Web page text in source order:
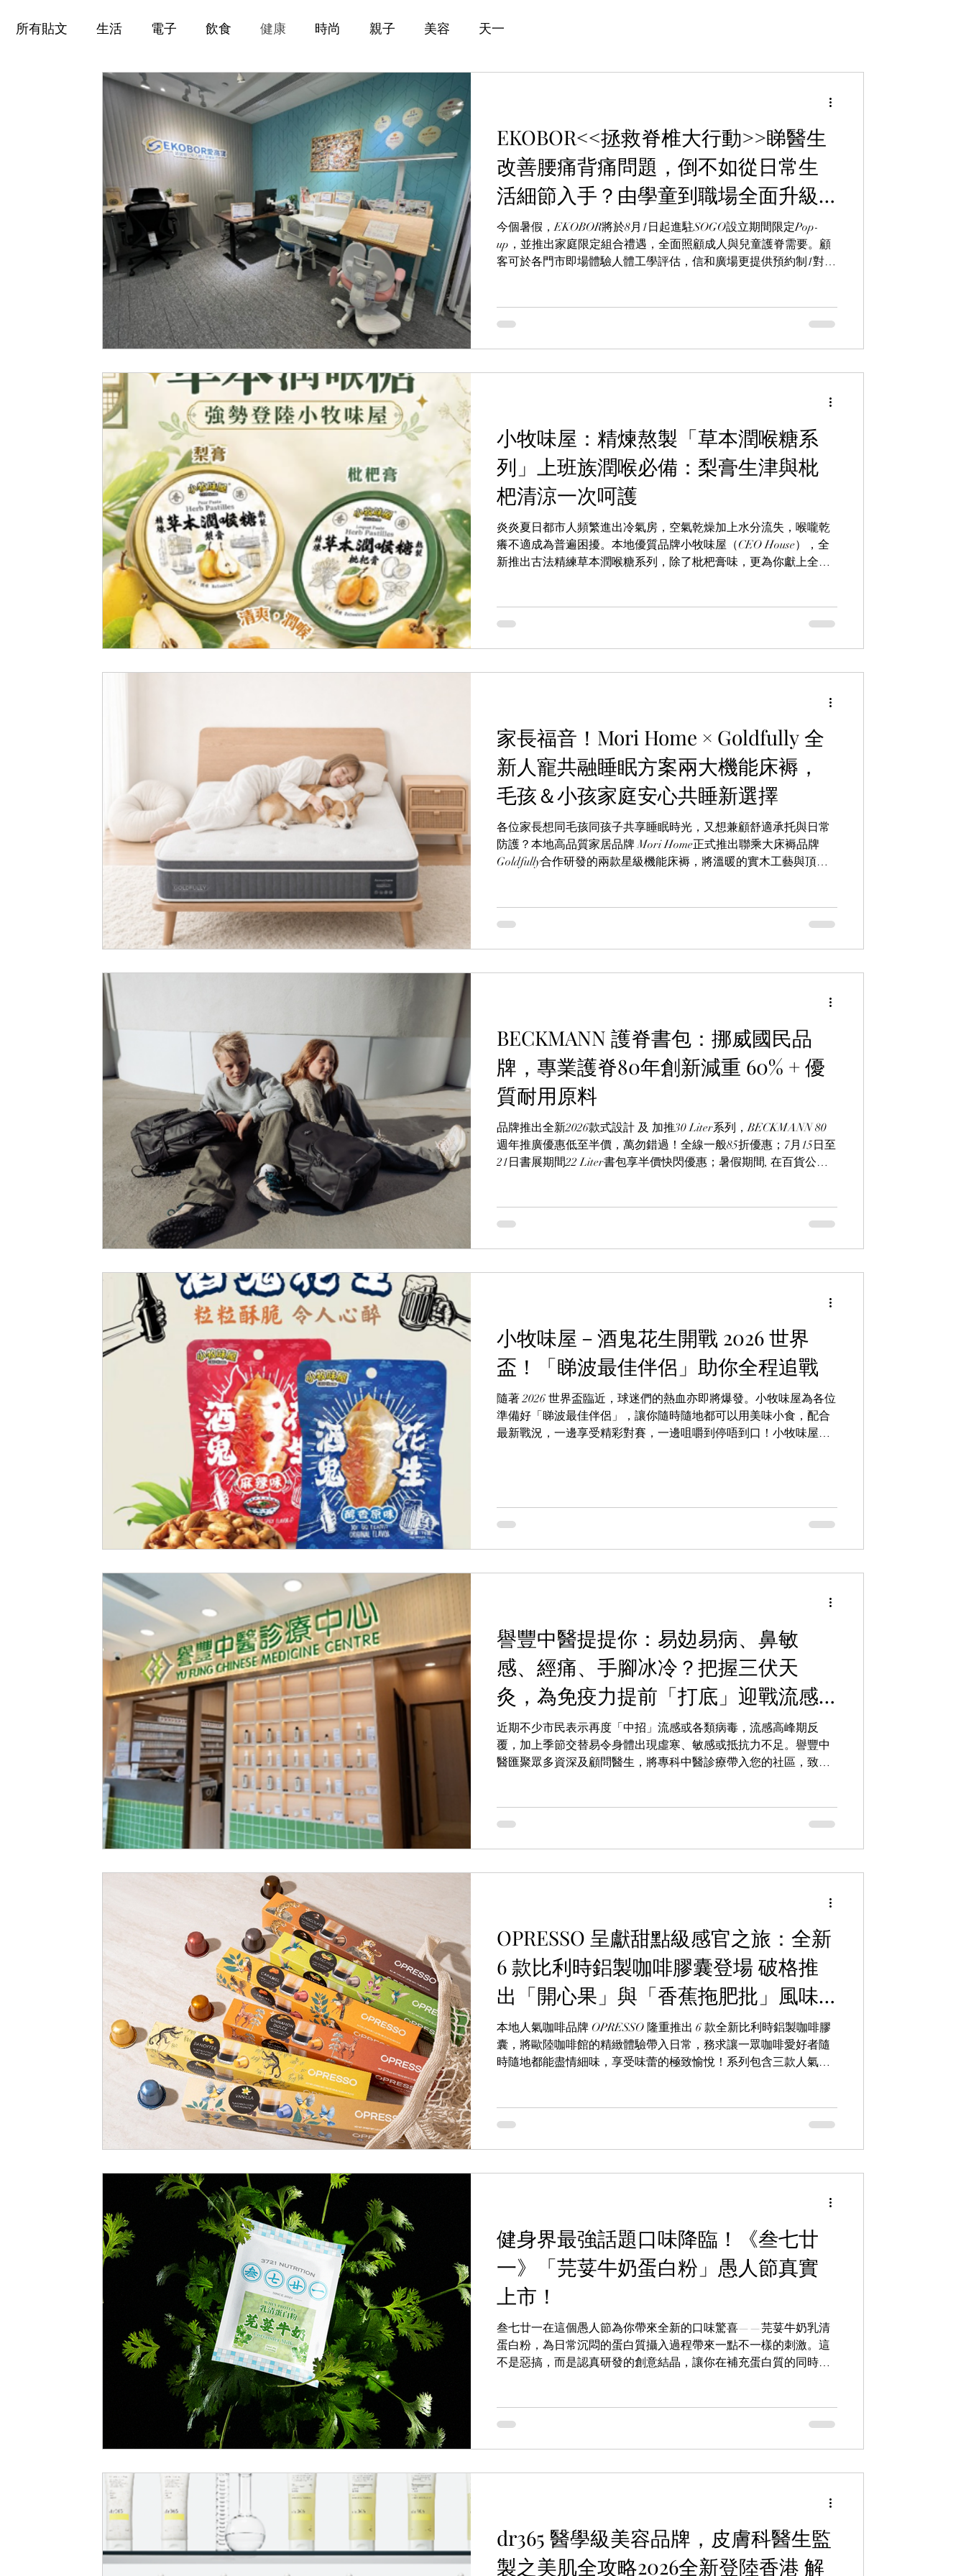
所有貼文 生活 電子 飲食 健康 時尚 親子 美容 天一
EKOBOR<<拯救脊椎大行動>>睇醫生
改善腰痛背痛問題，倒不如從日常生
活細節入手？由學童到職場全面升級
護脊生活
今個暑假，EKOBOR將於8月1日起進駐SOGO設立期間限定Pop-
up，並推出家庭限定組合禮遇，全面照顧成人與兒童護脊需要。顧
客可於各門市即場體驗人體工學評估，信和廣場更提供預約制1對1
小牧味屋：精煉熬製「草本潤喉糖系
列」上班族潤喉必備：梨膏生津與枇
杷清涼一次呵護
炎炎夏日都市人頻繁進出冷氣房，空氣乾燥加上水分流失，喉嚨乾
癢不適成為普遍困擾。本地優質品牌小牧味屋（CEO House），全
新推出古法精練草本潤喉糖系列，除了枇杷膏味，更為你獻上全新
品於品牌官方網絡門市及HKTVmall有售。
家長福音！Mori Home × Goldfully 全
新人寵共融睡眠方案兩大機能床褥，
毛孩＆小孩家庭安心共睡新選擇
各位家長想同毛孩同孩子共享睡眠時光，又想兼顧舒適承托與日常
防護？本地高品質家居品牌 Mori Home正式推出聯乘大床褥品牌
Goldfully合作研發的兩款星級機能床褥，將溫暖的實木工藝與頂級
讓家人與毛孩都能睡得安心。即日起推出限時暑假優惠：「床褥單
買破底價」無需優惠碼即享激減 7 折，早買早享受，歡迎即刻去網
BECKMANN 護脊書包：挪威國民品
牌，專業護脊80年創新減重 60% + 優
質耐用原料
品牌推出全新2026款式設計 及 加推30 Liter系列，BECKMANN 80
週年推廣優惠低至半價，萬勿錯過！全線一般85折優惠；7月15日至
21日書展期間22 Liter書包享半價快閃優惠；暑假期間, 在百貨公司
小牧味屋－酒鬼花生開戰 2026 世界
盃！「睇波最佳伴侶」助你全程追戰
隨著 2026 世界盃臨近，球迷們的熱血亦即將爆發。小牧味屋為各位
準備好「睇波最佳伴侶」，讓你隨時隨地都可以用美味小食，配合
最新戰況，一邊享受精彩對賽，一邊咀嚼到停唔到口！小牧味屋－
驗增添滋味，越睇越上癮！
譽豐中醫提提你：易攰易病、鼻敏
感、經痛、手腳冰冷？把握三伏天
灸，為免疫力提前「打底」迎戰流感
高峰
近期不少市民表示再度「中招」流感或各類病毒，流感高峰期反
覆，加上季節交替易令身體出現虛寒、敏感或抵抗力不足。譽豐中
醫匯聚眾多資深及顧問醫生，將專科中醫診療帶入您的社區，致力
內在動力充足，對外在邪氣（流感、病毒等）的抵抗能力自然更
佳。
OPRESSO 呈獻甜點級感官之旅：全新
6 款比利時鋁製咖啡膠囊登場 破格推
出「開心果」與「香蕉拖肥批」風味
隨時解鎖味蕾新體驗！
本地人氣咖啡品牌 OPRESSO 隆重推出 6 款全新比利時鋁製咖啡膠
囊，將歐陸咖啡館的精緻體驗帶入日常，務求讓一眾咖啡愛好者隨
時隨地都能盡情細味，享受味蕾的極致愉悅！系列包含三款人氣經
健身界最強話題口味降臨！《叁七廿
一》「芫荽牛奶蛋白粉」愚人節真實
上市！
叁七廿一在這個愚人節為你帶來全新的口味驚喜——芫荽牛奶乳清
蛋白粉，為日常沉悶的蛋白質攝入過程帶來一點不一樣的刺激。這
不是惡搞，而是認真研發的創意結晶，讓你在補充蛋白質的同時，
折扣機會，搶先體驗這款話題性十足的全新口味，在夏季來臨前輕
鬆補充高品質蛋白質，為身體注入滿滿活力。
dr365 醫學級美容品牌，皮膚科醫生監
製之美肌全攻略2026全新登陸香港 解